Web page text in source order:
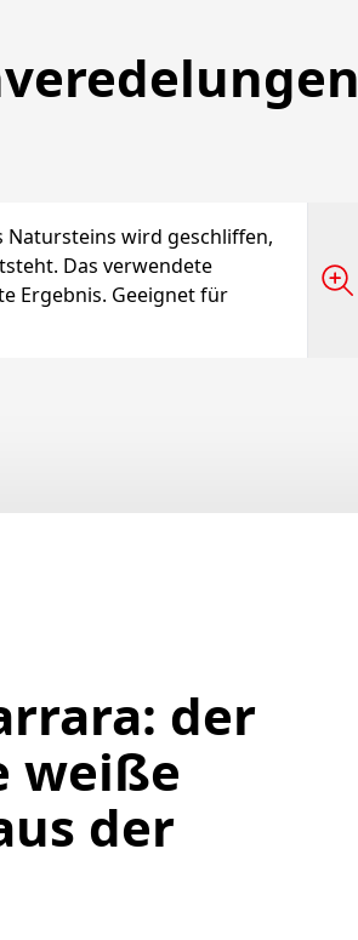
Natursteins wird geschliffen,
Das verwendete
Ergebnis. Geeignet für
der
weiße
der